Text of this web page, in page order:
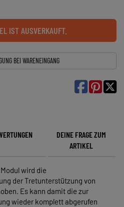
IST AUSVERKAUFT.
BEI WARENEINGANG

DEINE FRAGE ZUM
ARTIKEL
wird die
der Tretunterstützung von
Es kann damit die zur
wieder komplett abgerufen